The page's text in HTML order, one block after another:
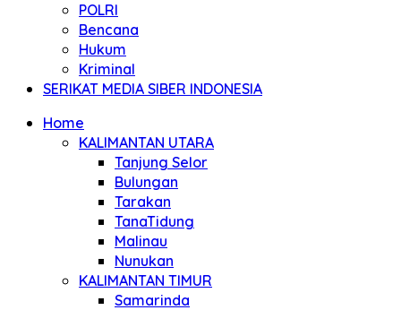
POLRI
Bencana
Hukum
Kriminal
SERIKAT MEDIA SIBER INDONESIA
Home
KALIMANTAN UTARA
Tanjung Selor
Bulungan
Tarakan
TanaTidung
Malinau
Nunukan
KALIMANTAN TIMUR
Samarinda